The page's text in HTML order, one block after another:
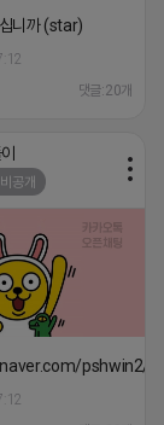
니까 (star)
댓글:20개
비공개
pshwin2/